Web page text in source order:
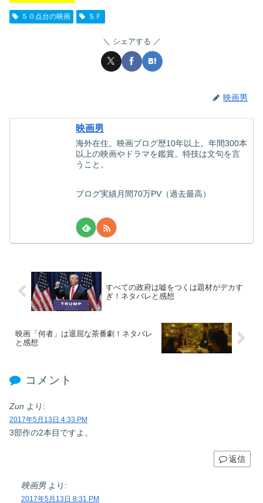
５０点台の映画 ＳＦ
シェアする
映画男
映画男
海外在住。映画ブログ歴10年以上。年間300本
以上の映画やドラマを鑑賞。特技は文句を言
うこと。
ブログ実績月間70万PV（過去最高）
すべての政府は嘘をつくは題材がデカす
ぎ！ネタバレと感想
映画「何者」は退屈な茶番劇！ネタバレ
と感想
コメント
Zun より:
2017年5月13日 4:33 PM
3部作の2本目ですよ。
返信
映画男 より:
2017年5月13日 8:31 PM